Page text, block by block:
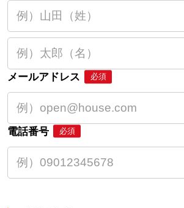
メールアドレス 必須
電話番号 必須